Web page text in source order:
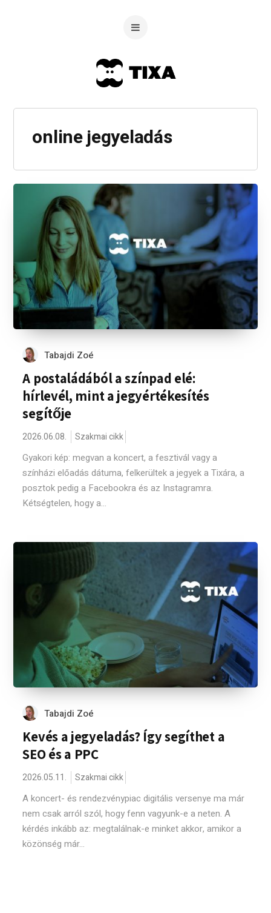
online jegyeladás
Tabajdi Zoé
A postaládából a színpad elé:
hírlevél, mint a jegyértékesítés
segítője
2026.06.08. Szakmai cikk
Gyakori kép: megvan a koncert, a fesztivál vagy a
színházi előadás dátuma, felkerültek a jegyek a Tixára, a
posztok pedig a Facebookra és az Instagramra.
Kétségtelen, hogy a...
Tabajdi Zoé
Kevés a jegyeladás? Így segíthet a
SEO és a PPC
2026.05.11. Szakmai cikk
A koncert- és rendezvénypiac digitális versenye ma már
nem csak arról szól, hogy fenn vagyunk-e a neten. A
kérdés inkább az: megtalálnak-e minket akkor, amikor a
közönség már...